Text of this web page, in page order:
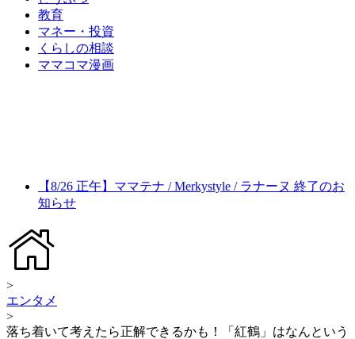
教育
マネー・投資
くらしの相談
ママコマ漫画
【8/26 正午】ママテナ / Merkystyle / ラナーヌ 終了のお
知らせ
>
エンタメ
>
落ち着いて考えたら正解できるかも！「紅鶴」はなんという